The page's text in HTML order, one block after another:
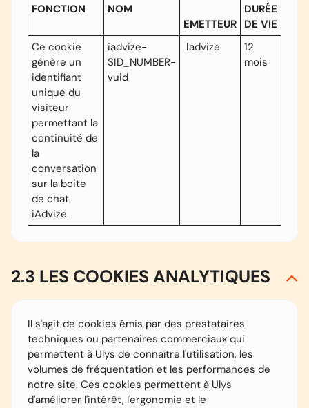
FONCTION
NOM
EMETTEUR
DURÉE
DE VIE
Ce cookie
génère un
identifiant
unique du
visiteur
permettant la
continuité de
la
conversation
sur la boite
de chat
iAdvize.
iadvize-
SID_NUMBER-
vuid
Iadvize
12
mois
2.3 LES COOKIES ANALYTIQUES
Il s'agit de cookies émis par des prestataires
techniques ou partenaires commerciaux qui
permettent à Ulys de connaître l'utilisation, les
volumes de fréquentation et les performances de
notre site. Ces cookies permettent à Ulys
d'améliorer l'intérêt, l'ergonomie et le